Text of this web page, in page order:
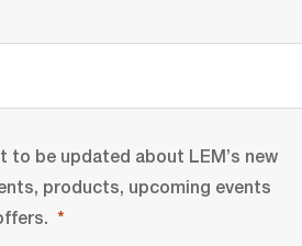
to be updated about LEM’s new
products, upcoming events